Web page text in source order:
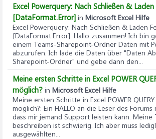
Excel Powerquery: Nach Schließen &
[DataFormat.Error] in Microsoft Excel Hilfe
Excel Powerquery: Nach Schließen & Laden
[DataFormat.Error]: Hallo zusammen! Ich bin
einem Teams-Sharepoint-Ordner Daten mit
abzurufen. Ich lade die Daten über "Daten
Sharepoint-Ordner" und gebe dann den...
Meine ersten Schritte in Excel POWER
möglich? in Microsoft Excel Hilfe
Meine ersten Schritte in Excel POWER
möglich?: Ein HALLO an die Leser des
dass mir jemand Support leisten kann. Meine
beschreiben ist schwierig. Ich aber muss
ausgewählten...